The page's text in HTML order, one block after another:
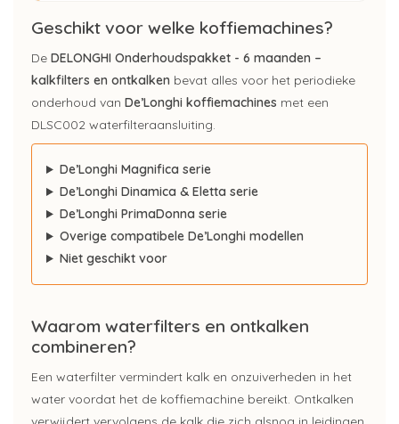
Geschikt voor welke koffiemachines?
De DELONGHI Onderhoudspakket - 6 maanden –
kalkfilters en ontkalken bevat alles voor het periodieke
onderhoud van De’Longhi koffiemachines met een
DLSC002 waterfilteraansluiting.
De’Longhi Magnifica serie
De’Longhi Dinamica & Eletta serie
De’Longhi PrimaDonna serie
Overige compatibele De’Longhi modellen
Niet geschikt voor
Waarom waterfilters en ontkalken
combineren?
Een waterfilter vermindert kalk en onzuiverheden in het
water voordat het de koffiemachine bereikt. Ontkalken